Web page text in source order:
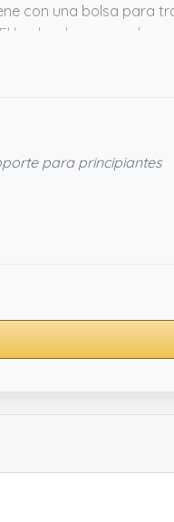
con una bolsa para
hecho de que muchos
plus para quien quiera
para principiantes